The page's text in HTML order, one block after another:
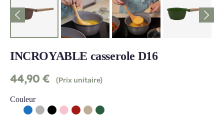
INCROYABLE casserole D16
44,90 € (Prix unitaire)
Couleur